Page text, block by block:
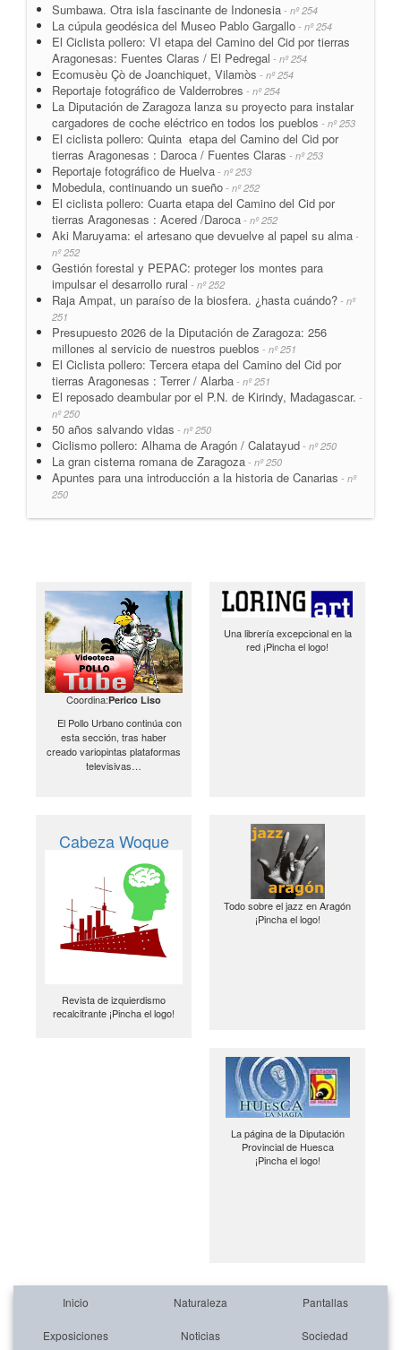
Sumbawa. Otra isla fascinante de Indonesia - nº 254
La cúpula geodésica del Museo Pablo Gargallo - nº 254
El Ciclista pollero: VI etapa del Camino del Cid por tierras
Aragonesas: Fuentes Claras / El Pedregal - nº 254
Ecomusèu Çò de Joanchiquet, Vilamòs - nº 254
Reportaje fotográfico de Valderrobres - nº 254
La Diputación de Zaragoza lanza su proyecto para instalar
cargadores de coche eléctrico en todos los pueblos - nº 253
El ciclista pollero: Quinta etapa del Camino del Cid por
tierras Aragonesas : Daroca / Fuentes Claras - nº 253
Reportaje fotográfico de Huelva - nº 253
Mobedula, continuando un sueño - nº 252
El ciclista pollero: Cuarta etapa del Camino del Cid por
tierras Aragonesas : Acered /Daroca - nº 252
Aki Maruyama: el artesano que devuelve al papel su alma -
nº 252
Gestión forestal y PEPAC: proteger los montes para
impulsar el desarrollo rural - nº 252
Raja Ampat, un paraíso de la biosfera. ¿hasta cuándo? - nº
251
Presupuesto 2026 de la Diputación de Zaragoza: 256
millones al servicio de nuestros pueblos - nº 251
El Ciclista pollero: Tercera etapa del Camino del Cid por
tierras Aragonesas : Terrer / Alarba - nº 251
El reposado deambular por el P.N. de Kirindy, Madagascar. -
nº 250
50 años salvando vidas - nº 250
Ciclismo pollero: Alhama de Aragón / Calatayud - nº 250
La gran cisterna romana de Zaragoza - nº 250
Apuntes para una introducción a la historia de Canarias - nº
250
Coordina:Perico Liso
El Pollo Urbano continúa con
esta sección, tras haber
creado variopintas plataformas
televisivas…
Una librería excepcional en la
red ¡Pincha el logo!
Cabeza Woque
Revista de izquierdismo
recalcitrante ¡Pincha el logo!
Todo sobre el jazz en Aragón
¡Pincha el logo!
La página de la Diputación
Provincial de Huesca
¡Pincha el logo!
Inicio Naturaleza Pantallas
Exposiciones Noticias Sociedad